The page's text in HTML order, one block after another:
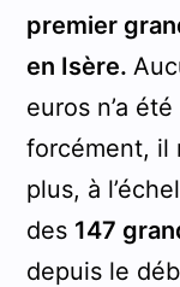
premier
en Isère.
euros n’a
forcément, il
plus, à
des 147
depuis le